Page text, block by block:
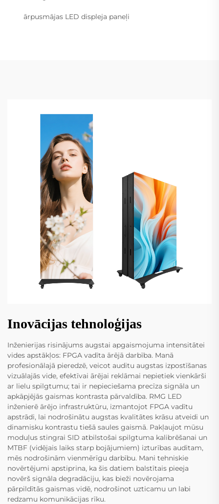
ārpusmājas LED displeja paneļi
Inovācijas tehnoloģijas
Inženierijas risinājums augstai apgaismojuma intensitātei
vides apstākļos: FPGA vadīta ārējā darbība. Manā
profesionālajā pieredzē, veicot auditu augstas izpostīšanas
vizuālajās vide, efektīvai ārējai reklāmai nepietiek vienkārši
ar lielu spilgtumu; tai ir nepieciešama precīza signāla un
apkāpjējās gaismas kontrasta pārvaldība. RMG LED
inženierē ārējo infrastruktūru, izmantojot FPGA vadītu
apstrādi, lai nodrošinātu augstas kvalitātes krāsu atveidi un
dinamisku kontrastu tiešā saules gaismā. Pakļaujot mūsu
moduļus stingrai SID atbilstošai spilgtuma kalibrēšanai un
MTBF (vidējais laiks starp bojājumiem) izturības auditam,
mēs nodrošinām vienmērīgu darbību. Mani tehniskie
novērtējumi apstiprina, ka šis datiem balstītais pieeja
novērš signāla degradāciju, kas bieži novērojama
pārpildītās gaismas vidē, nodrošinot uzticamu un labi
redzamu komunikācijas rīku.